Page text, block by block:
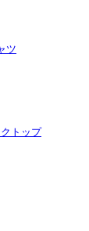
ツ
トップ